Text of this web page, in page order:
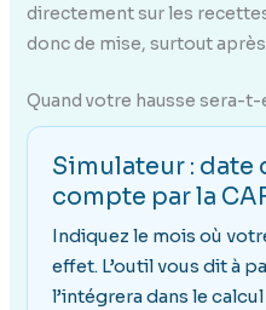
directement sur les
donc de mise, surtout après
Quand votre hausse sera-
Simulateur : date
compte par la
Indiquez le mois où
effet. L’outil vous dit à
l’intégrera dans le calcul